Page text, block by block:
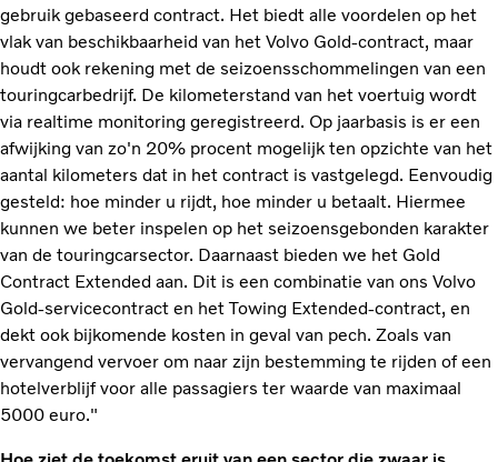
gebruik gebaseerd contract. Het biedt alle voordelen op het
vlak van beschikbaarheid van het Volvo Gold-contract, maar
houdt ook rekening met de seizoensschommelingen van een
touringcarbedrijf. De kilometerstand van het voertuig wordt
via realtime monitoring geregistreerd. Op jaarbasis is er een
afwijking van zo'n 20% procent mogelijk ten opzichte van het
aantal kilometers dat in het contract is vastgelegd. Eenvoudig
gesteld: hoe minder u rijdt, hoe minder u betaalt. Hiermee
kunnen we beter inspelen op het seizoensgebonden karakter
van de touringcarsector. Daarnaast bieden we het Gold
Contract Extended aan. Dit is een combinatie van ons Volvo
Gold-servicecontract en het Towing Extended-contract, en
dekt ook bijkomende kosten in geval van pech. Zoals van
vervangend vervoer om naar zijn bestemming te rijden of een
hotelverblijf voor alle passagiers ter waarde van maximaal
5000 euro."